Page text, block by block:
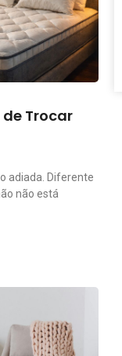
de Trocar
adiada. Diferente
não está